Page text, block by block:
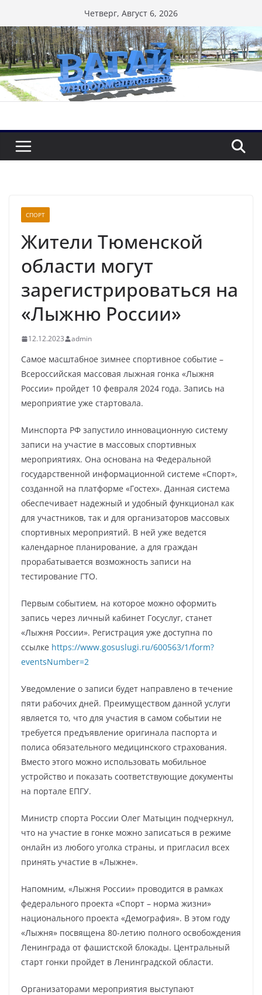
к
содержимому
Четверг, Август 6, 2026
СПОРТ
Жители Тюменской
области могут
зарегистрироваться на
«Лыжню России»
12.12.2023 admin
Самое масштабное зимнее спортивное событие –
Всероссийская массовая лыжная гонка «Лыжня
России» пройдет 10 февраля 2024 года. Запись на
мероприятие уже стартовала.
Минспорта РФ запустило инновационную систему
записи на участие в массовых спортивных
мероприятиях. Она основана на Федеральной
государственной информационной системе «Спорт»,
созданной на платформе «Гостех». Данная система
обеспечивает надежный и удобный функционал как
для участников, так и для организаторов массовых
спортивных мероприятий. В ней уже ведется
календарное планирование, а для граждан
прорабатывается возможность записи на
тестирование ГТО.
Первым событием, на которое можно оформить
запись через личный кабинет Госуслуг, станет
«Лыжня России». Регистрация уже доступна по
ссылке https://www.gosuslugi.ru/600563/1/form?
eventsNumber=2
Уведомление о записи будет направлено в течение
пяти рабочих дней. Преимуществом данной услуги
является то, что для участия в самом событии не
требуется предъявление оригинала паспорта и
полиса обязательного медицинского страхования.
Вместо этого можно использовать мобильное
устройство и показать соответствующие документы
на портале ЕПГУ.
Министр спорта России Олег Матыцин подчеркнул,
что на участие в гонке можно записаться в режиме
онлайн из любого уголка страны, и пригласил всех
принять участие в «Лыжне».
Напомним, «Лыжня России» проводится в рамках
федерального проекта «Спорт – норма жизни»
национального проекта «Демография». В этом году
«Лыжня» посвящена 80-летию полного освобождения
Ленинграда от фашистской блокады. Центральный
старт гонки пройдет в Ленинградской области.
Организаторами мероприятия выступают